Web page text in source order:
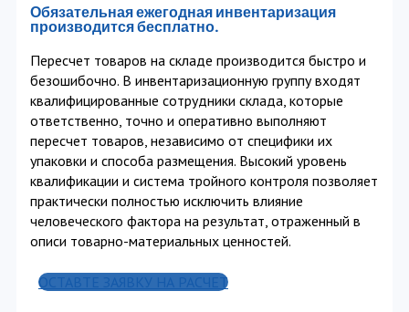
Обязательная ежегодная инвентаризация
производится бесплатно.
Пересчет товаров на складе производится быстро и
безошибочно. В инвентаризационную группу входят
квалифицированные сотрудники склада, которые
ответственно, точно и оперативно выполняют
пересчет товаров, независимо от специфики их
упаковки и способа размещения. Высокий уровень
квалификации и система тройного контроля позволяет
практически полностью исключить влияние
человеческого фактора на результат, отраженный в
описи товарно-материальных ценностей.
ОСТАВТЕ ЗАЯВКУ НА РАСЧЕТ